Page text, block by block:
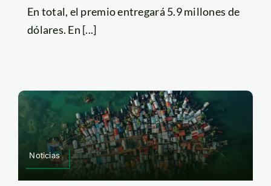
En total, el premio entregará 5.9 millones de
dólares. En [...]
Noticias